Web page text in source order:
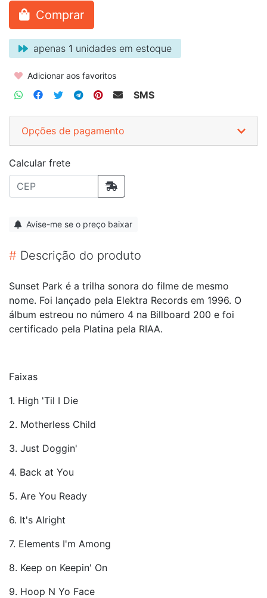
Comprar
apenas 1 unidades em estoque
Adicionar aos favoritos
SMS
Opções de pagamento
Calcular frete
Avise-me se o preço baixar
# Descrição do produto
Sunset Park é a trilha sonora do filme de mesmo
nome. Foi lançado pela Elektra Records em 1996. O
álbum estreou no número 4 na Billboard 200 e foi
certificado pela Platina pela RIAA.
Faixas
1. High 'Til I Die
2. Motherless Child
3. Just Doggin'
4. Back at You
5. Are You Ready
6. It's Alright
7. Elements I'm Among
8. Keep on Keepin' On
9. Hoop N Yo Face